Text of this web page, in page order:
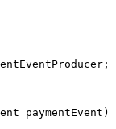
paymentEvent)